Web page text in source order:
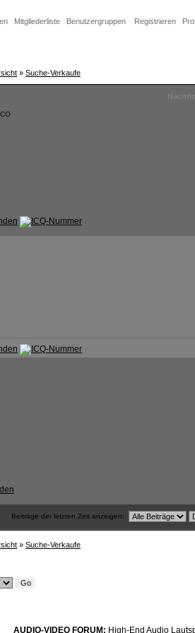
Mitgliederliste Benutzergruppen Registrieren
» Suche-Verkaufe
Beiträge der letzten Zeit anzeigen:
» Suche-Verkaufe
AUDIO-VIDEO FORUM: High-End Audio